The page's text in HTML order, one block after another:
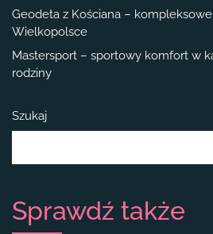
Geodeta z Kościana –
Wielkopolsce
Mastersport – sportowy komfort w
rodziny
Szukaj
Sprawdź także